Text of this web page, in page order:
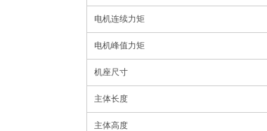
电机连续力矩
电机峰值力矩
机座尺寸
主体长度
主体高度